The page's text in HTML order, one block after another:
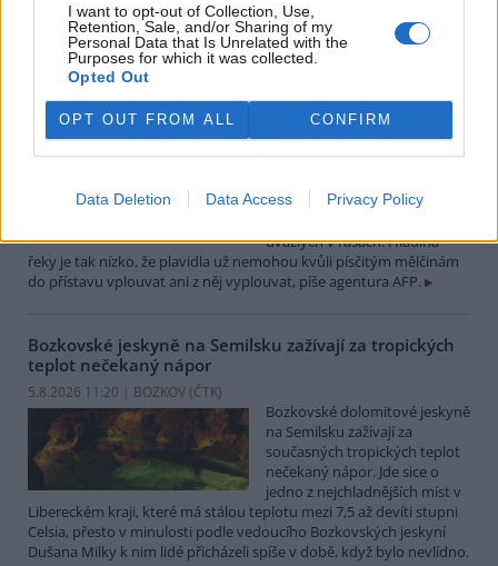
I want to opt-out of Collection, Use,
Retention, Sale, and/or Sharing of my
Personal Data that Is Unrelated with the
Purposes for which it was collected.
Opted Out
OPT OUT FROM ALL CONFIRM
Data Deletion Data Access Privacy Policy
Třeboň Vladimír Kukačka.
Hladina Dunaje je na rekordním minimu; lodě uvázly,
rybáři jsou bez práce
5.8.2026 15:37 | BUKUREŠŤ (ČTK
Diskuse: 17
Turistický přístav v
které leží na břehu Dunaje, je
uvázlých v řasách. Hladina
řeky je tak nízko, že plavidla už nemohou kvůli písčitým mělčinám
do přístavu vplouvat ani z něj vyplouvat, píše agentura AFP.
Bozkovské jeskyně na Semilsku zažívají za tropických
teplot nečekaný nápor
5.8.2026 11:20 | BOZKOV (ČTK)
Bozkovské dolomitové jeskyně
na Semilsku zažívají za
současných tropických teplot
nečekaný nápor. Jde sice o
jedno z nejchladnějších míst v
Libereckém kraji, které má stálou teplotu mezi 7,5 až devíti stupni
Celsia, přesto v minulosti podle vedoucího Bozkovských jeskyní
Dušana Milky k nim lidé přicházeli spíše v době, když bylo nevlídno.